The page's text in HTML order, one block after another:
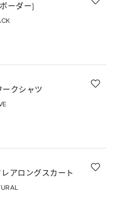
ーダー)
クシャツ
アロングスカート